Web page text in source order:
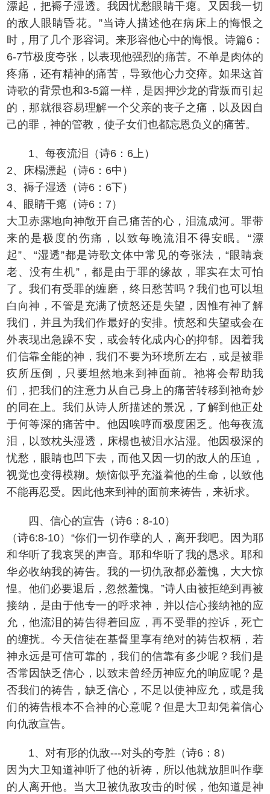
漂起，把褥子湿透。我因忧愁眼睛干瘪。又因我一切
的敌人眼睛昏花。”当诗人描述他在病床上的悔恨之
时，用了几个形容词。来形容他心中的悔恨。诗篇6：
6-7节极度夸张，以表现他强烈的痛苦。不单是肉体的
疼痛，还有精神的痛苦，导致他心力交瘁。如果这首
诗歌的背景也和3-5篇一样，是因押沙龙的背叛而引起
的，那就很容易理解一个父亲的丧子之痛，以及因自
己的罪，神的管教，使子女们也都忘恩负义的痛苦。
1、每夜流泪（诗6：6上）
2、床榻漂起（诗6：6中）
3、褥子湿透（诗6：6下）
4、眼睛干瘪（诗6：7）
大卫赤露地向神敞开自己痛苦的心，泪流成河。罪带
来的是极度的伤痛，以致每晚流泪不得安眠。“漂
起”、“湿透”都是诗歌文体中常见的夸张法，“眼睛衰
老、没有生机”，都是由于罪的缘故，罪实在太可怕
了。我们有受罪的缠磨，终日愁苦吗？我们也可以坦
白向神，不管是充满了愤怒还是失望，因惟有神了解
我们，并且为我们作最好的安排。愤怒和失望或会在
外表现出急躁不安，或会转化成内心的抑郁。因着我
们信靠全能的神，我们不要为环境所左右，或是被罪
疚所压倒，只要坦然地来到神面前。祂将会帮助我
们，把我们的注意力从自己身上的痛苦转移到祂奇妙
的同在上。我们从诗人所描述的景况，了解到他正处
于何等深的痛苦中。他因唉哼而极度困乏。他每夜流
泪，以致枕头湿透，床榻也被泪水沾湿。他因极深的
忧愁，眼睛也凹下去，而他又因一切的敌人的压迫，
视觉也变得模糊。烦恼似乎充溢着他的生命，以致他
不能再忍受。因此他来到神的面前来祷告，来祈求。
四、信心的宣告（诗6：8-10）
（诗6:8-10）“你们一切作孽的人，离开我吧。因为耶
和华听了我哀哭的声音。耶和华听了我的恳求。耶和
华必收纳我的祷告。我的一切仇敌都必羞愧，大大惊
惶。他们必要退后，忽然羞愧。”诗人由被拒绝到再被
接纳，是由于他专一的呼求神，并以信心接纳祂的应
允，他流泪的祷告得着回应，再不受罪的控诉，死亡
的缠扰。今天信徒在基督里享有绝对的祷告权柄，若
神永远是可信可靠的，我们的信靠有多少呢？我们是
否常因缺乏信心，以致未曾经历神应允的响应呢？是
否我们的祷告，缺乏信心，不足以使神应允，或是我
们的祷告根本不合神的心意呢？但是大卫却凭着信心
向仇敌宣告。
1、对有形的仇敌---对头的夸胜（诗6：8）
因为大卫知道神听了他的祈祷，所以他就放胆叫作孽
的人离开他。当大卫被仇敌攻击的时候，他知道是神